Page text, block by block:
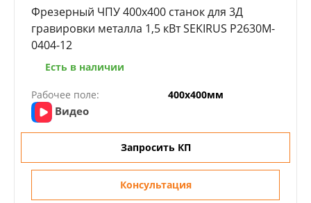
Фрезерный ЧПУ 400х400 станок для 3Д
гравировки металла 1,5 кВт SEKIRUS P2630M-
0404-12
Есть в наличии
Рабочее поле: 400х400мм
Видео
Запросить КП
Консультация